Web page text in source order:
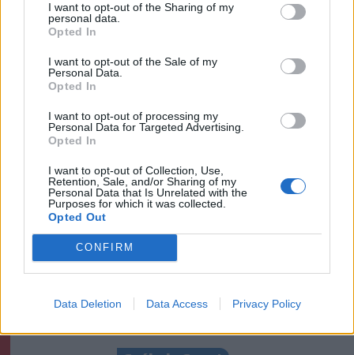
I want to opt-out of the Sharing of my
personal data.
Opted In
I want to opt-out of the Sale of my
Personal Data.
Opted In
I want to opt-out of processing my
Personal Data for Targeted Advertising.
Opted In
I want to opt-out of Collection, Use,
Retention, Sale, and/or Sharing of my
Personal Data that Is Unrelated with the
Purposes for which it was collected.
Opted Out
CONFIRM
Data Deletion Data Access Privacy Policy
Hetek óta először csökkent
az üzemanyagok ára
Székely Sport
Súlyos veszteség, kilenc
hónapra eltiltották a Sepsi
OSK csapatkapitányát
Krónika
Meddig használható még a
régi személyi?